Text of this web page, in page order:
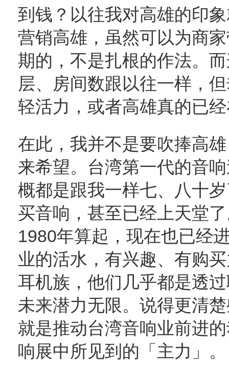
到钱？以往我对高雄的印
营销高雄，虽然可以为商
期的，不是扎根的作法。
层、房间数跟以往一样，
轻活力，或者高雄真的已
在此，我并不是要吹捧高
来希望。台湾第一代的音
概都是跟我一样七、八十
买音响，甚至已经上天堂
1980年算起，现在也已经
业的活水，有兴趣、有购
耳机族，他们几乎都是透
未来潜力无限。说得更清
就是推动台湾音响业前进
响展中所见到的「主力」。